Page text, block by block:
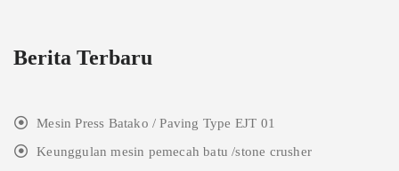
Berita Terbaru
Mesin Press Batako / Paving Type EJT 01
Keunggulan mesin pemecah batu /stone crusher